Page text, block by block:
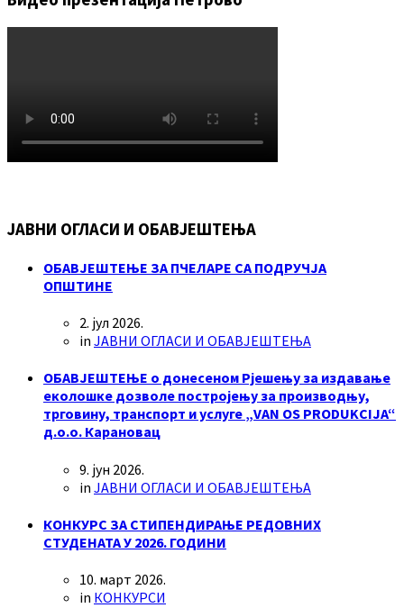
ЈАВНИ ОГЛАСИ И ОБАВЈЕШТЕЊА
ОБАВЈЕШТЕЊЕ ЗА ПЧЕЛАРЕ СА ПОДРУЧЈА
ОПШТИНЕ
2. јул 2026.
in ЈАВНИ ОГЛАСИ И ОБАВЈЕШТЕЊА
ОБАВЈЕШТЕЊЕ о донесеном Рјешењу за издавање
еколошке дозволе постројењу за производњу,
трговину, транспорт и услуге „VAN OS PRODUKCIJA“
д.о.о. Карановац
9. јун 2026.
in ЈАВНИ ОГЛАСИ И ОБАВЈЕШТЕЊА
КОНКУРС ЗА СТИПЕНДИРАЊЕ РЕДОВНИХ
СТУДЕНАТА У 2026. ГОДИНИ
10. март 2026.
in КОНКУРСИ